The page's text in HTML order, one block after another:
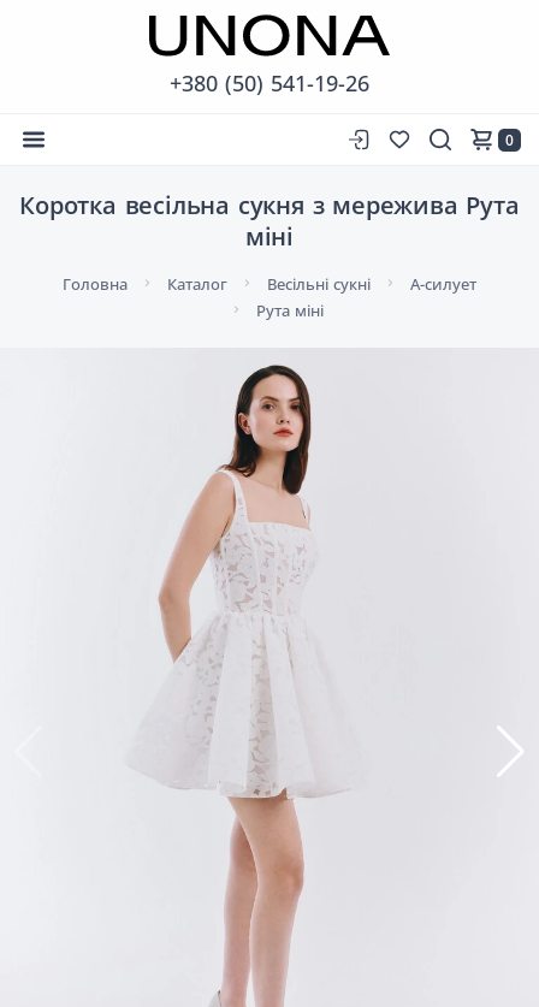
+380 (50) 541-19-26
0
Коротка весільна сукня з мережива Рута
міні
Головна Каталог Весільні сукні
А-силует
Рута міні